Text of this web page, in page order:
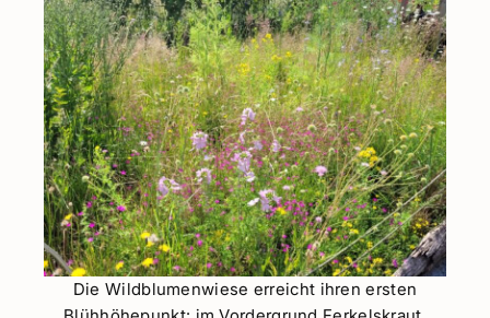
Die Wildblumenwiese erreicht ihren ersten